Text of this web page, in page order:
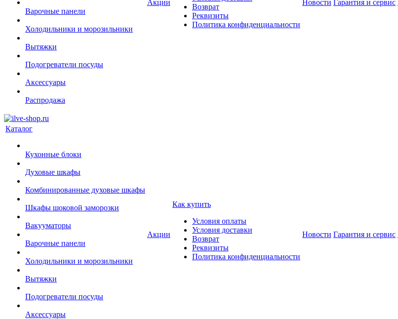
Варочные панели
Холодильники и морозильники
Вытяжки
Подогреватели посуды
Аксессуары
Распродажа
Акции
Возврат
Реквизиты
Политика конфиденциальности
Новости Гарантия и сервис
Каталог
Кухонные блоки
Духовые шкафы
Комбинированные духовые шкафы
Шкафы шоковой заморозки
Вакууматоры
Варочные панели
Холодильники и морозильники
Вытяжки
Подогреватели посуды
Аксессуары
Акции
Как купить
Условия оплаты
Условия доставки
Возврат
Реквизиты
Политика конфиденциальности
Новости Гарантия и сервис